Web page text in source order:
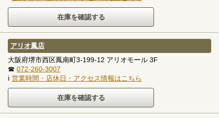
アリオ鳳店
大阪府堺市西区鳳南町3-199-12 アリオモール 3F
☎ 072-260-3007
ℹ 営業時間・店休日・アクセス情報はこちら